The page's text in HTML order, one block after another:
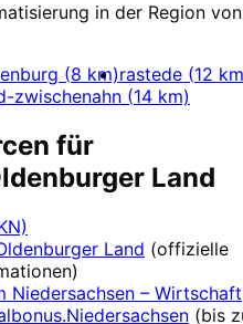
in der Region von
(8 km)rastede (12
zwischenahn (14 km)
für
Land
Land (offizielle
Niedersachsen – Wirtschaft
(bis